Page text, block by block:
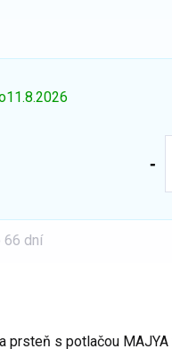
prsteň s potlačou MAJYA
11.8.2026
66 dní